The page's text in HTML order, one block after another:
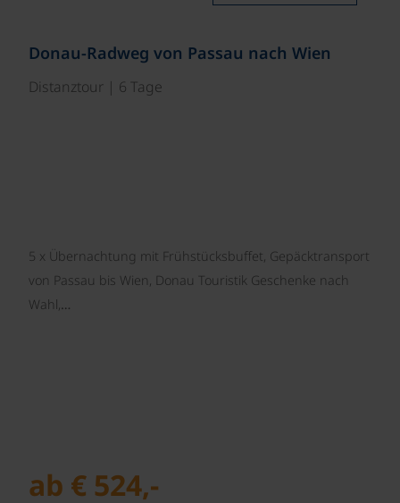
Donau-Radweg von Passau nach Wien
Distanztour | 6 Tage
5 x Übernachtung mit Frühstücksbuffet, Gepäcktransport
von Passau bis Wien, Donau Touristik Geschenke nach
Wahl,…
ab € 524,-